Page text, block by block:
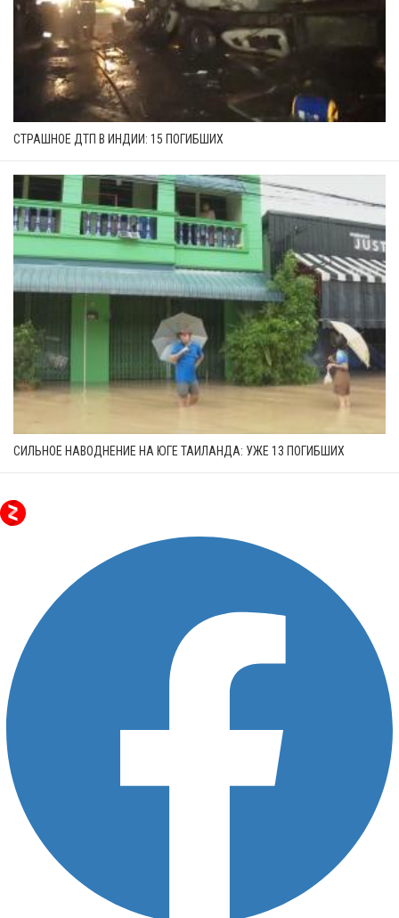
СТРАШНОЕ ДТП В ИНДИИ: 15 ПОГИБШИХ
СИЛЬНОЕ НАВОДНЕНИЕ НА ЮГЕ ТАИЛАНДА: УЖЕ 13 ПОГИБШИХ